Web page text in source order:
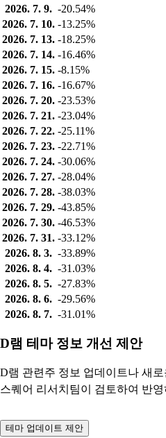
2026. 7. 9. -20.54%
2026. 7. 10. -13.25%
2026. 7. 13. -18.25%
2026. 7. 14. -16.46%
2026. 7. 15. -8.15%
2026. 7. 16. -16.67%
2026. 7. 20. -23.53%
2026. 7. 21. -23.04%
2026. 7. 22. -25.11%
2026. 7. 23. -22.71%
2026. 7. 24. -30.06%
2026. 7. 27. -28.04%
2026. 7. 28. -38.03%
2026. 7. 29. -43.85%
2026. 7. 30. -46.53%
2026. 7. 31. -33.12%
2026. 8. 3. -33.89%
2026. 8. 4. -31.03%
2026. 8. 5. -27.83%
2026. 8. 6. -29.56%
2026. 8. 7. -31.01%
D램 테마 정보 개선 제안
D램 관련주 정보 업데이트나 새
스퀘어 리서치팀이 검토하여 반
테마 업데이트 제안